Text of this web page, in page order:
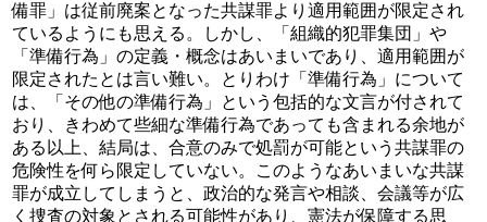
備罪」は従前廃案となった共謀罪より適用範囲が限定され
ているようにも思える。しかし、「組織的犯罪集団」や
「準備行為」の定義・概念はあいまいであり、適用範囲が
限定されたとは言い難い。とりわけ「準備行為」について
は、「その他の準備行為」という包括的な文言が付されて
おり、きわめて些細な準備行為であっても含まれる余地が
ある以上、結局は、合意のみで処罰が可能という共謀罪の
危険性を何ら限定していない。このようなあいまいな共謀
罪が成立してしまうと、政治的な発言や相談、会議等が広
く捜査の対象とされる可能性があり、憲法が保障する思